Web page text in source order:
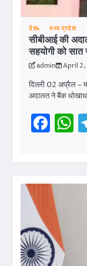
देश मध्य प्रदेश
सीबीआई की
सहयोगी को
admin April
दिल्ली 02 अप्रैल –
अदालत ने बैंक